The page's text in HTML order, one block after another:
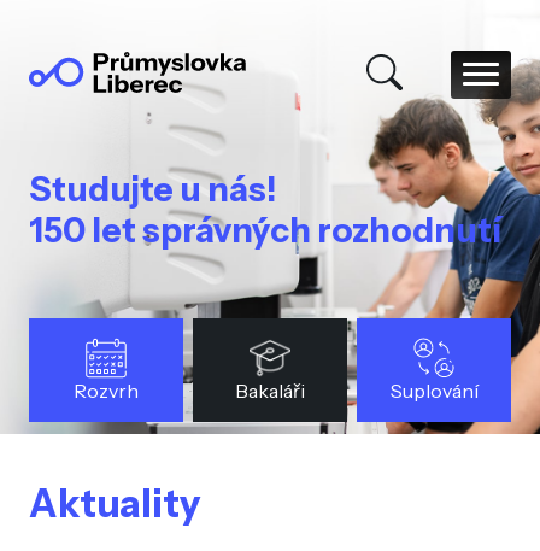
Studujte u nás!
150 let správných rozhodnutí
Rozvrh Bakaláři Suplování
Aktuality